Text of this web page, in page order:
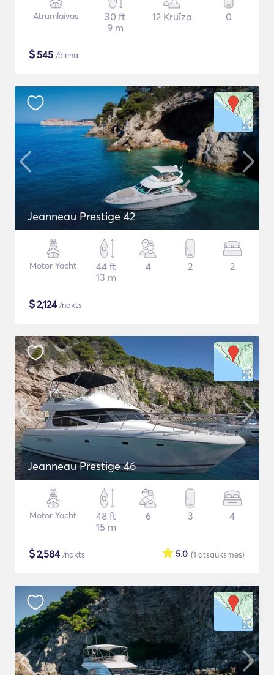
Ātrumlaivas
30 ft
9 m
12 Kruīza 0
$545 /diena
Jeanneau Prestige 42
Motor Yacht
44 ft
13 m
4 2 2
$2,124/nakts
Jeanneau Prestige 46
Motor Yacht
48 ft
15 m
6 3 4
$2,584/nakts (1 atsauksmes)
5.0